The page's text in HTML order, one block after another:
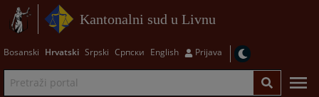
Kantonalni sud u Livnu
Bosanski Hrvatski Srpski Српски English Prijava